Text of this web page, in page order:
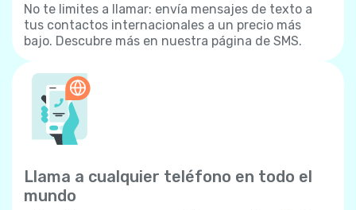
No te limites a llamar: envía mensajes de texto a
tus contactos internacionales a un precio más
bajo. Descubre más en nuestra página de SMS.
Llama a cualquier teléfono en todo el
mundo